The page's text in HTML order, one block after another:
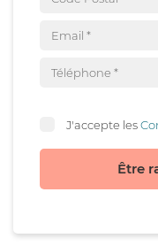
J'accepte les
Être